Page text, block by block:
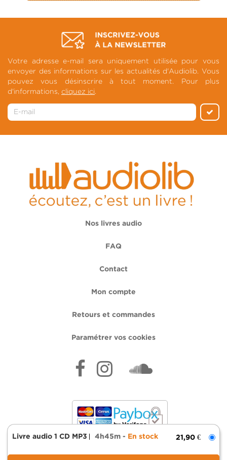
Livre audio 1 CD MP3 4h45m En stock 21,90 €
Votre adresse e-mail sera uniquement utilisée pour vous
envoyer des informations sur les actualités d'Audiolib. Vous
pouvez vous désinscrire à tout moment. Pour plus
d'informations, cliquez ici.
Nos livres audio
FAQ
Contact
Mon compte
Retours et commandes
Paramétrer vos cookies